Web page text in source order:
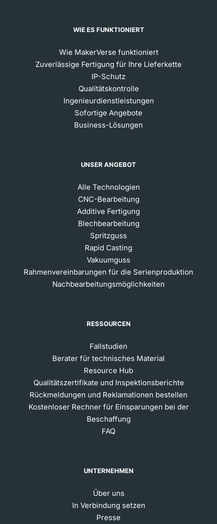
WIE ES FUNKTIONIERT
Wie MakerVerse funktioniert
Zuverlässige Fertigung für Ihre Lieferkette
IP-Schutz
Qualitätskontrolle
Ingenieurdienstleistungen
Sofortige Angebote
Business-Lösungen
UNSER ANGEBOT
Alle Technologien
CNC-Bearbeitung
Additive Fertigung
Blechbearbeitung
Spritzguss
Rapid Casting
Vakuumguss
Rahmenvereinbarungen für die Serienproduktion
Nachbearbeitungsmöglichkeiten
RESSOURCEN
Fallstudien
Berater für technisches Material
Resource Hub
Qualitätszertifikate und Inspektionsberichte
Rückmeldungen und Reklamationen bestellen
Kostenloser Rechner für Einsparungen bei der
Beschaffung
FAQ
UNTERNEHMEN
Über uns
In Verbindung setzen
Presse